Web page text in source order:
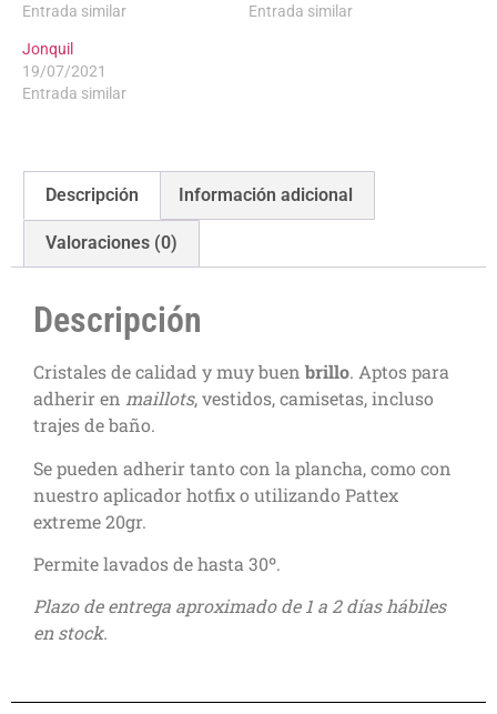
Entrada similar
Entrada similar
Jonquil
19/07/2021
Entrada similar
Descripción Información adicional
Valoraciones (0)
Descripción
Cristales de calidad y muy buen brillo. Aptos para
adherir en maillots, vestidos, camisetas, incluso
trajes de baño.
Se pueden adherir tanto con la plancha, como con
nuestro aplicador hotfix o utilizando Pattex
extreme 20gr.
Permite lavados de hasta 30º.
Plazo de entrega aproximado de 1 a 2 días hábiles
en stock.